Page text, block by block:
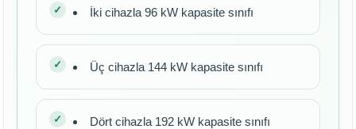
İki cihazla 96 kW kapasite sınıfı
Üç cihazla 144 kW kapasite sınıfı
Dört cihazla 192 kW kapasite sınıfı